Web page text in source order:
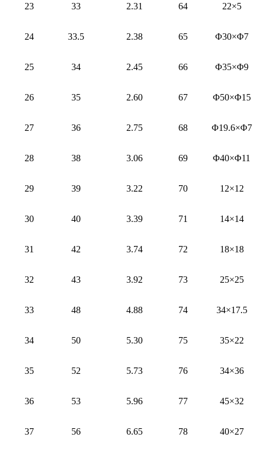
23 33 2.31 64 22×5
24 33.5 2.38 65 Φ30×Φ7
25 34 2.45 66 Φ35×Φ9
26 35 2.60 67 Φ50×Φ15
27 36 2.75 68 Φ19.6×Φ7
28 38 3.06 69 Φ40×Φ11
29 39 3.22 70 12×12
30 40 3.39 71 14×14
31 42 3.74 72 18×18
32 43 3.92 73 25×25
33 48 4.88 74 34×17.5
34 50 5.30 75 35×22
35 52 5.73 76 34×36
36 53 5.96 77 45×32
37 56 6.65 78 40×27